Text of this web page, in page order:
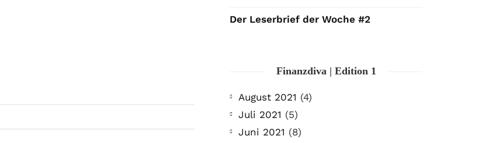
Der Leserbrief der Woche #2
Finanzdiva | Edition 1
August 2021 (4)
Juli 2021 (5)
Juni 2021 (8)